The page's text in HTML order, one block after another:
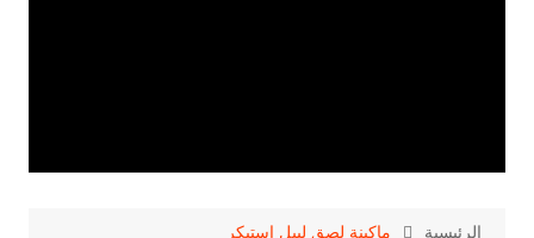
الرئيسية ماكينة لصق ليبل إستيكر